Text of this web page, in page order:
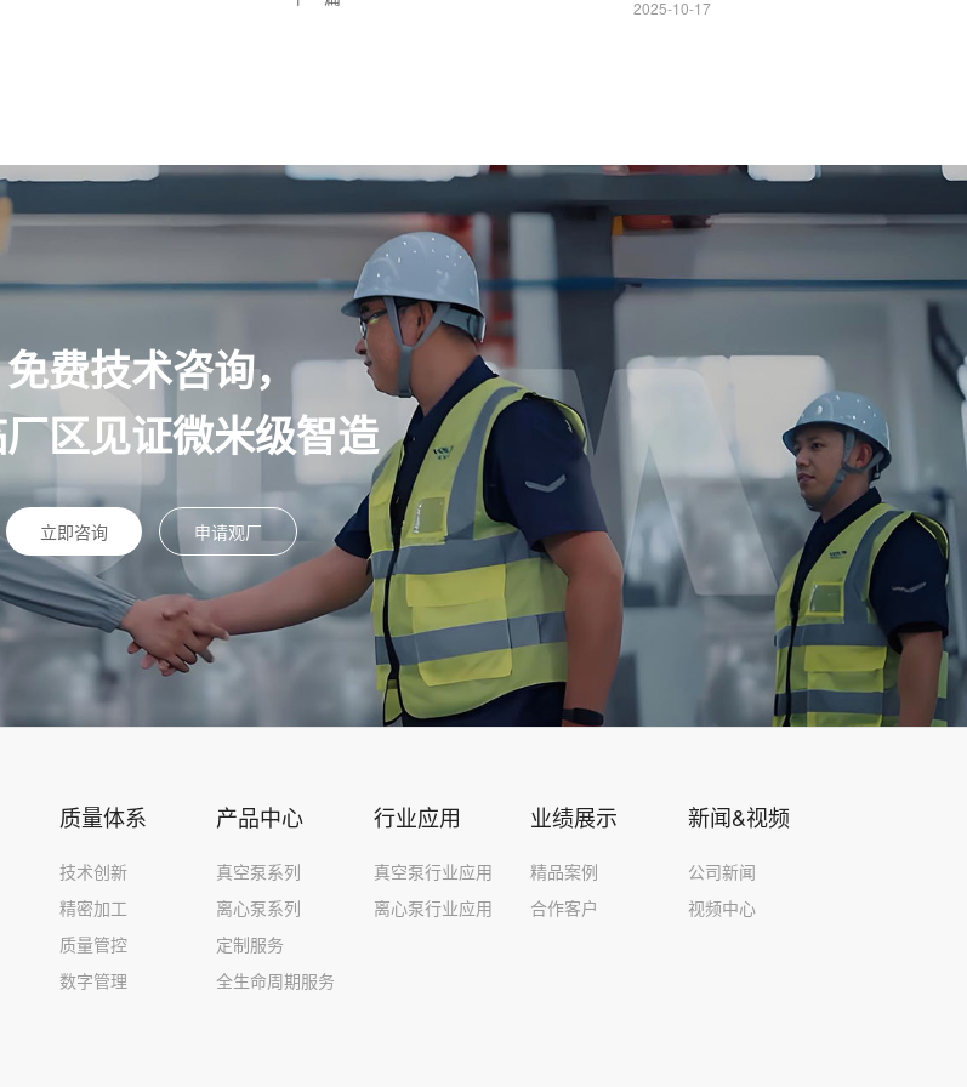
2025-10-17
免费技术咨询，
区见证微米级智造
立即咨询 申请观厂
质量体系
技术创新
精密加工
质量管控
数字管理
产品中心
真空泵系列
离心泵系列
定制服务
全生命周期服务
行业应用
真空泵行业应用
离心泵行业应用
业绩展示
精品案例
合作客户
新闻&视频
公司新闻
视频中心